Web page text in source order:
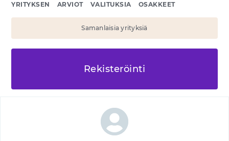
YRITYKSEN ARVIOT VALITUKSIA OSAKKEET
Samanlaisia yrityksiä
Rekisteröinti